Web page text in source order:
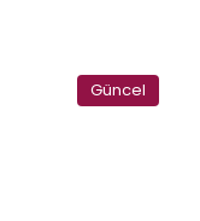
Güncel